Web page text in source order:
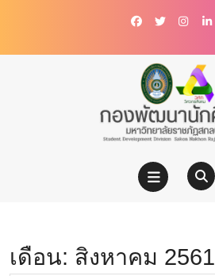
เดือน: สิงหาคม 2561